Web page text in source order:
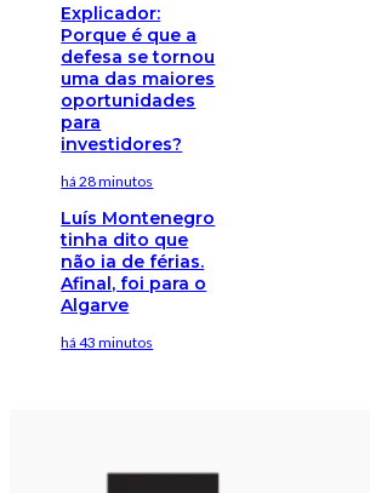
Explicador:
Porque é que a
defesa se tornou
uma das maiores
oportunidades
para
investidores?
há 28 minutos
Luís Montenegro
tinha dito que
não ia de férias.
Afinal, foi para o
Algarve
há 43 minutos